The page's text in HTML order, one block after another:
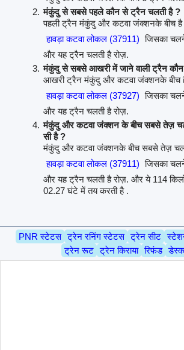
मंकुंदु से सबसे पहले कौन से ट्रैन चलती है ?
पहली ट्रैन मंकुंदु और कटवा जंक्शनके बीच है
हावड़ा कटवा लोकल (37911) जिसका
और यह ट्रैन चलती है रोज़.
मंकुंदु से सबसे आखरी में जाने वाली ट्रैन कौन
आखरी ट्रैन मंकुंदु और कटवा जंक्शनके बीच
हावड़ा कटवा लोकल (37927) जिसका
और यह ट्रैन चलती है रोज़.
मंकुंदु और कटवा जंक्शन के बीच सबसे तेज़
सी है ?
मंकुंदु और कटवा जंक्शनके बीच सबसे तेज़
हावड़ा कटवा लोकल (37911) जिसका
और यह ट्रैन चलती है रोज़. और ये 114
02.27 घंटे में तय करती है .
PNR स्टेटस ट्रेन रनिंग स्टेटस ट्रेन सीट
ट्रेन रूट ट्रेन किराया रिफंड